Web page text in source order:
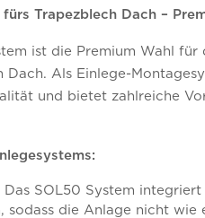
fürs Trapezblech Dach –
ist die Premium Wahl
Dach. Als Einlege-
und bietet zahlreiche
Das SOL50 System
sodass die Anlage nicht